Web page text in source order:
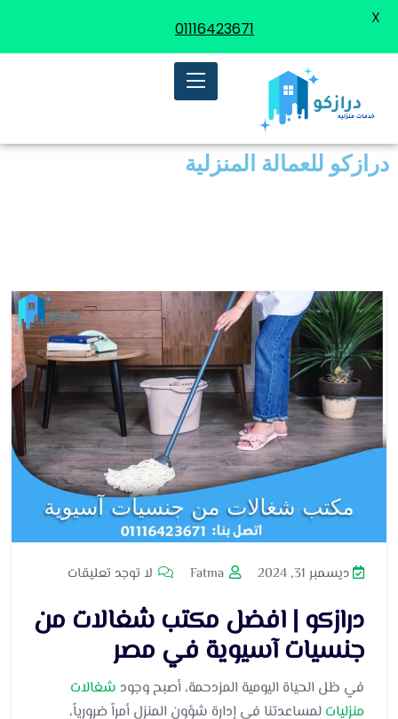
درازكو للعمالة المنزلية
ديسمبر 31, 2024 لا توجد تعليقات
درازكو | افضل مكتب شغالات من
جنسيات آسيوية في مصر
في ظل الحياة اليومية المزدحمة، أصبح وجود شغالات
منزليات لمساعدتنا في إدارة شؤون المنزل أمراً ضرورياً،
01116423671
X